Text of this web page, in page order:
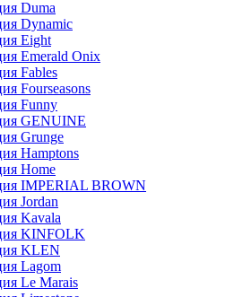
Duma
Dynamic
Eight
Emerald Onix
Fables
Fourseasons
Funny
GENUINE
Grunge
Hamptons
Home
IMPERIAL BROWN
Jordan
Kavala
KINFOLK
KLEN
Lagom
Le Marais